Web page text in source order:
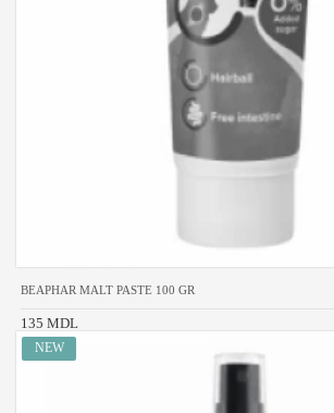
BEAPHAR MALT PASTE 100 GR
135 MDL